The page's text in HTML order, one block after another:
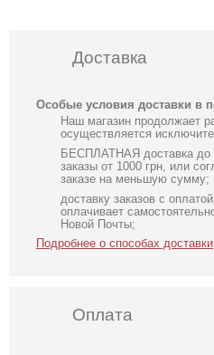
Доставка
Особые условия доставки в
Наш магазин продолжает
осуществляется
БЕСПЛАТНАЯ доставка до
заказы от 1000 грн, или
заказе на меньшую сумму;
доставку заказов с
оплачивает
Новой Почты;
Подробнее о способах доставки
Оплата